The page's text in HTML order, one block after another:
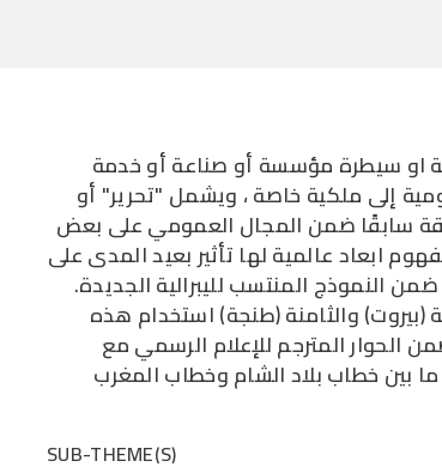
او سيطرة مؤسسة أو صناعة أو خدمة
إلى ملكية خاصة ، ويشمل "تحرير" أو
سابقًا ضمن المجال العمومي على بعض
ابعاد عالمية لها تأثير بعيد المدى على
النموذج المنتسب لليبرالية الجديدة.
(بيروت) والثامنة (طنجة) استخدام هذه
الحوار المترجم للإعلام الرسمي مع
بين خطاب بلاد الشام وخطاب المغرب
SUB-THEME(S)